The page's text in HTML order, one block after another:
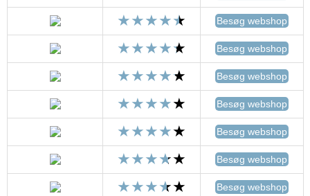
Besøg webshop
Besøg webshop
Besøg webshop
Besøg webshop
Besøg webshop
Besøg webshop
Besøg webshop